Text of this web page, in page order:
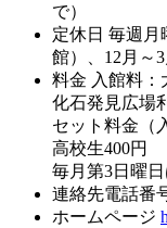
で）
定休日 毎週月
館）、12月～
料金 入館料：
化石発見広場
セット料金（
高校生400円
毎月第3日曜
連絡先電話番
ホームページ